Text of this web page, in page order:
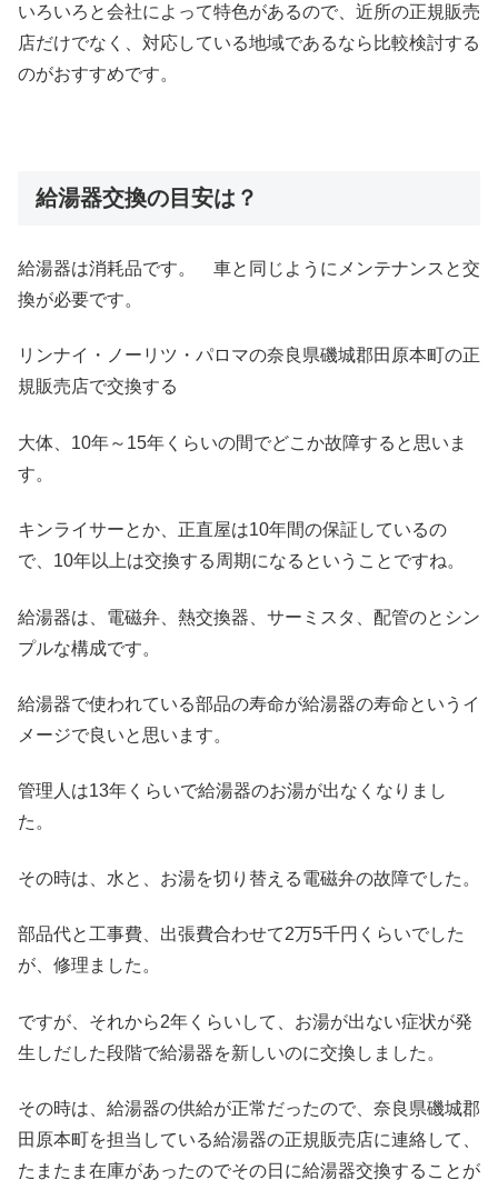
いろいろと会社によって特色があるので、近所の正規販売
店だけでなく、対応している地域であるなら比較検討する
のがおすすめです。
給湯器交換の目安は？
給湯器は消耗品です。 車と同じようにメンテナンスと交
換が必要です。
リンナイ・ノーリツ・パロマの奈良県磯城郡田原本町の正
規販売店で交換する
大体、10年～15年くらいの間でどこか故障すると思いま
す。
キンライサーとか、正直屋は10年間の保証しているの
で、10年以上は交換する周期になるということですね。
給湯器は、電磁弁、熱交換器、サーミスタ、配管のとシン
プルな構成です。
給湯器で使われている部品の寿命が給湯器の寿命というイ
メージで良いと思います。
管理人は13年くらいで給湯器のお湯が出なくなりまし
た。
その時は、水と、お湯を切り替える電磁弁の故障でした。
部品代と工事費、出張費合わせて2万5千円くらいでした
が、修理ました。
ですが、それから2年くらいして、お湯が出ない症状が発
生しだした段階で給湯器を新しいのに交換しました。
その時は、給湯器の供給が正常だったので、奈良県磯城郡
田原本町を担当している給湯器の正規販売店に連絡して、
たまたま在庫があったのでその日に給湯器交換することが